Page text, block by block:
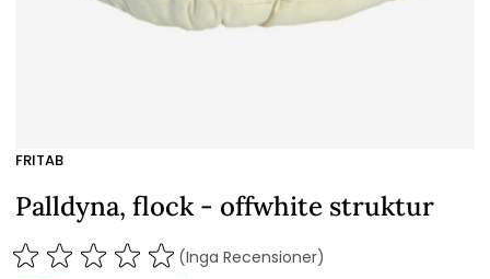
FRITAB
Palldyna, flock - offwhite struktur
(Inga Recensioner)